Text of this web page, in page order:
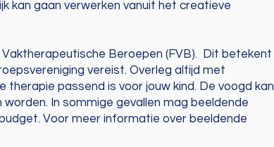
kan gaan verwerken vanuit het creatieve
Beroepen (FVB). Dit betekent
vereist. Overleg altijd met
passend is voor jouw kind. De voogd kan
In sommige gevallen mag beeldende
Voor meer informatie over beeldende